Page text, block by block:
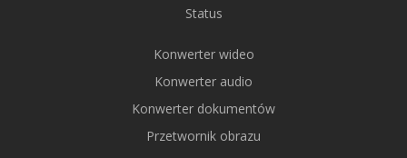
Status
Konwerter wideo
Konwerter audio
Konwerter dokumentów
Przetwornik obrazu